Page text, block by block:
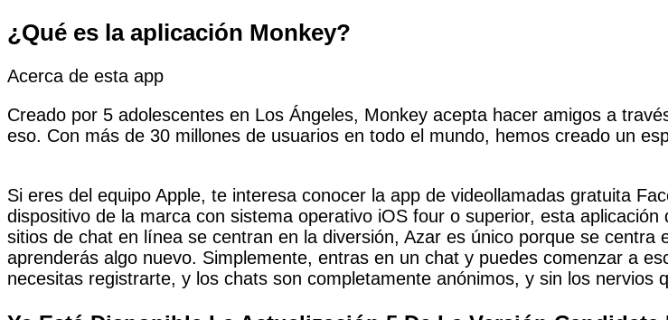
¿Qué es la aplicación Monkey?
Acerca de esta app
Creado por 5 adolescentes en Los Ángeles, Monkey acepta hacer amigos a
eso. Con más de 30 millones de usuarios en todo el mundo, hemos creado un
Si eres del equipo Apple, te interesa conocer la app de videollamadas gratuita
dispositivo de la marca con sistema operativo iOS four o superior, esta
sitios de chat en línea se centran en la diversión, Azar es único porque se
aprenderás algo nuevo. Simplemente, entras en un chat y puedes comenzar a
necesitas registrarte, y los chats son completamente anónimos, y sin los nervios